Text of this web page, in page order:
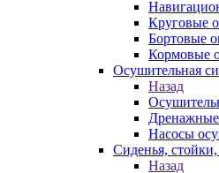
Круговые
Бортовые
Кормовые
Осушительная
Назад
Дренажные
Насосы
Сиденья,
Назад